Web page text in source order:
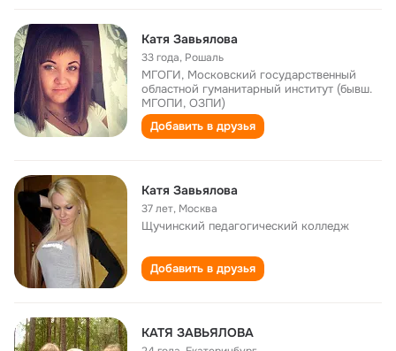
Катя Завьялова
33 года, Рошаль
МГОГИ, Московский государственный
областной гуманитарный институт (бывш.
МГОПИ, ОЗПИ)
Добавить в друзья
Катя Завьялова
37 лет, Москва
Щучинский педагогический колледж
Добавить в друзья
КАТЯ ЗАВЬЯЛОВА